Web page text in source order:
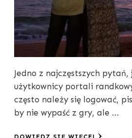
Jedno z najczęstszych
użytkownicy portali
często należy się logować,
by nie wypaść z gry, ale …